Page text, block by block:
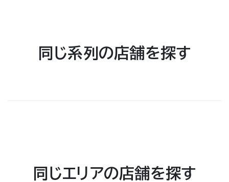
同じ系列の店舗を探す
同じエリアの店舗を探す